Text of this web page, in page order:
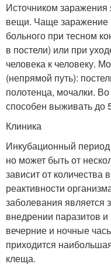
Источником заражения
вещи. Чаще заражение
больного при тесном
в постели) или при
человека к человеку.
(непрямой путь):
полотенца, мочалки.
способен выживать до
Клиника
Инкубационный
но может быть от
зависит от
реактивности
заболевания является
внедрении паразитов
вечерние и ночные
приходится
клеща.